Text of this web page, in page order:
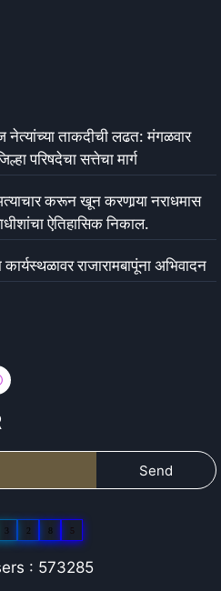
ताकदीची लढत: मंगळवार
परिषदेचा सत्तेचा मार्ग
करून खून करणार्‍या नराधमास
ऐतिहासिक निकाल.
राजारामबापूंना अभिवादन
Send
3 2 8 5
: 573285